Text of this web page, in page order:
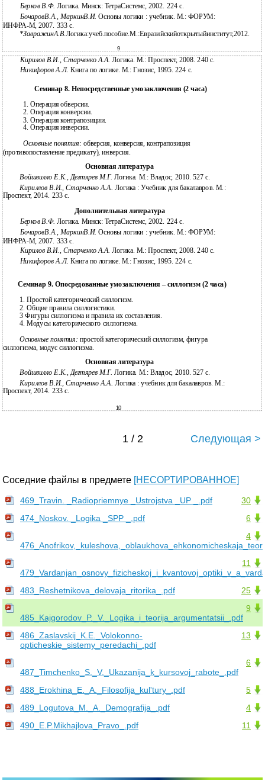
Берков В.Ф.Логика. Минск: ТетраСистемс, 2002. 224 с.
БочаровВ.А., МаркинВ.И.Основы логики : учебник. М.: ФОРУМ:
ИНФРА-М, 2007. 333 с.
*ЗавражинА.В.Логика:учеб.пособие.М.:Евразийскийоткрытыйинститут,2012.
9
Кирилов В.И., Старченко А.А.Логика. М.: Проспект, 2008. 240 с.
Никифоров А.Л. Книга по логике. М.: Гнозис, 1995. 224 с.
Семинар 8. Непосредственные умозаключения (2 часа)
1. Операция обверсии.
2. Операция конверсии.
3. Операция контрапозиции.
4. Операция инверсии.
Основные понятия: обверсия, конверсия, контрапозиция
(противопоставление предикату), инверсия.
Основная литература
Войшвилло Е.К., Дегтярев М.Г.Логика. М.: Владос, 2010. 527 c.
Кириллов В.И., Старченко А.А. Логика : Учебник для бакалавров. М.:
Проспект, 2014. 233 с.
Дополнительная литература
Берков В.Ф.Логика. Минск: ТетраСистемс, 2002. 224 с.
БочаровВ.А., МаркинВ.И.Основы логики : учебник. М.: ФОРУМ:
ИНФРА-М, 2007. 333 с.
Кирилов В.И., Старченко А.А.Логика. М.: Проспект, 2008. 240 с.
Никифоров А.Л. Книга по логике. М.: Гнозис, 1995. 224 с.
Семинар 9. Опосредованные умозаключения – силлогизм (2 часа)
1. Простой категорический силлогизм.
2. Общие правила силлогистики.
3 Фигуры силлогизма и правила их составления.
4. Модусы категорического силлогизма.
Основные понятия: простой категорический силлогизм, фигура
силлогизма, модус силлогизма.
Основная литература
Войшвилло Е.К., Дегтярев М.Г.Логика. М.: Владос, 2010. 527 c.
Кириллов В.И., Старченко А.А. Логика : учебник для бакалавров. М.:
Проспект, 2014. 233 с.
10
1 / 2 Следующая >
Соседние файлы в предмете [НЕСОРТИРОВАННОЕ]
30
469_Travin. _Radiopriemnye _Ustrojstva _UP _.pdf
6
474_Noskov. _Logika _SPP _.pdf
4
11
25
483_Reshetnikova_delovaja_ritorika_.pdf
9
485_Kajgorodov_P._V._Logika_i_teorija_argumentatsii_.pdf
13
486_Zaslavskij_K.E._Volokonno-
opticheskie_sistemy_peredachi_.pdf
6
487_Timchenko_S._V._Ukazanija_k_kursovoj_rabote_.pdf
5
488_Erokhina_E._A._Filosofija_kul'tury_.pdf
4
489_Logutova_M._A._Demografija_.pdf
11
490_E.P.Mikhajlova_Pravo_.pdf